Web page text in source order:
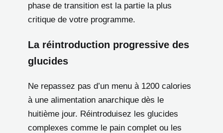
phase de transition est la partie la plus
critique de votre programme.
La réintroduction progressive des
glucides
Ne repassez pas d’un menu à 1200 calories
à une alimentation anarchique dès le
huitième jour. Réintroduisez les glucides
complexes comme le pain complet ou les